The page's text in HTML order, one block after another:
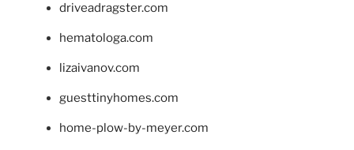
driveadragster.com
hematologa.com
lizaivanov.com
guesttinyhomes.com
home-plow-by-meyer.com